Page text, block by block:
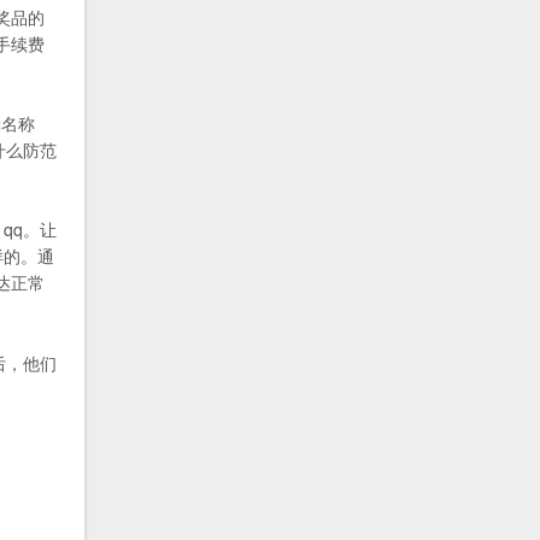
品的
续费
称
么防范
。让
。通
正常
，他们